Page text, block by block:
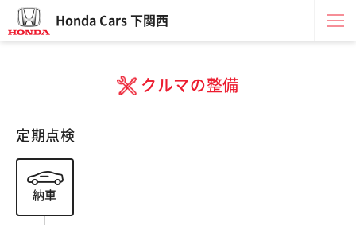
Honda Cars 下関西
クルマの整備
定期点検
納車